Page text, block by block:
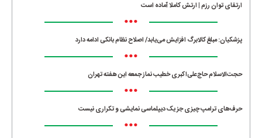
ارتقای توان رزم | ارتش کاملا آماده است
•••
پزشکیان: مبلغ کالابرگ افزایش می‌یابد/ اصلاح نظام بانکی ادامه دارد
•••
حجت‌الاسلام حاج‌علی‌اکبری خطیب نماز جمعه این هفته تهران
•••
حرف‌های ترامپ چیزی جز یک دیپلماسی نمایشی و تکراری نیست
•••